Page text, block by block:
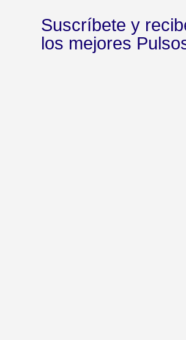
Suscríbete y
los mejores